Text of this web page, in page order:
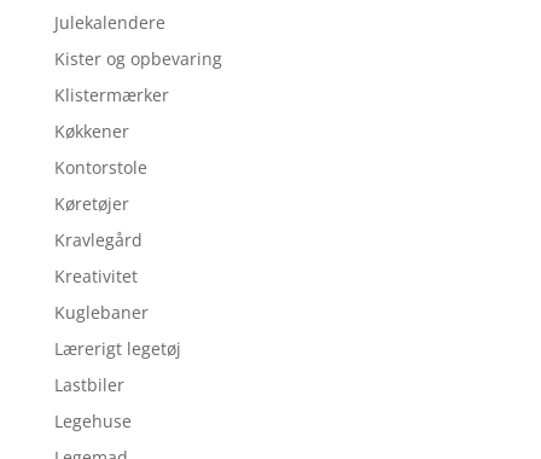
Julekalendere
Kister og opbevaring
Klistermærker
Køkkener
Kontorstole
Køretøjer
Kravlegård
Kreativitet
Kuglebaner
Lærerigt legetøj
Lastbiler
Legehuse